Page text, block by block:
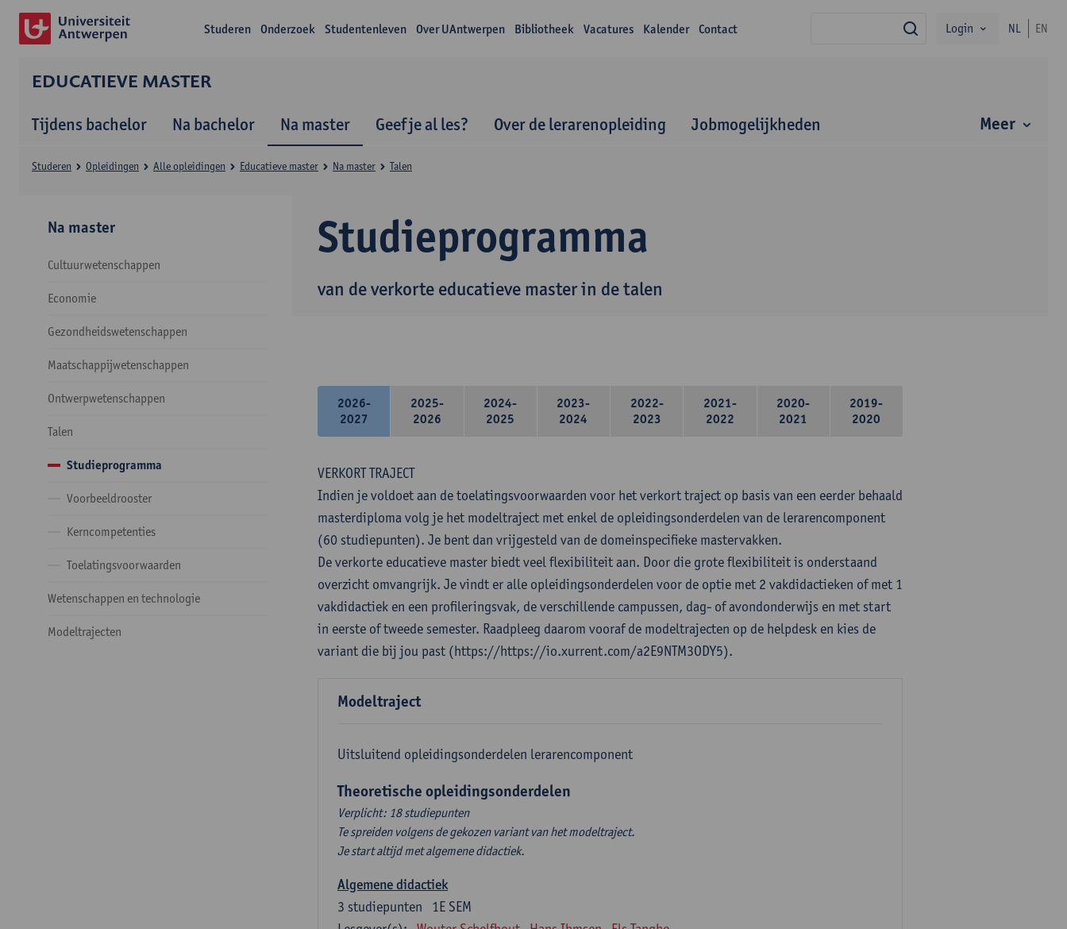
Studeren Onderzoek Studentenleven Over UAntwerpen Bibliotheek Vacatures Kalender Contact zoekLogin NL EN
EDUCATIEVE MASTER
Tijdens bachelor Na bachelor Na master Geef je al les? Over de lerarenopleiding Jobmogelijkheden Meer
Studieprogramma
van de verkorte educatieve master in de talen
Studeren Opleidingen Alle opleidingen Educatieve master Na master Talen
Na master
Cultuurwetenschappen
Economie
Gezondheidswetenschappen
Maatschappijwetenschappen
Ontwerpwetenschappen
Talen
Studieprogramma
Voorbeeldrooster
Kerncompetenties
Toelatingsvoorwaarden
Wetenschappen en technologie
Modeltrajecten
2026-
2027
2025-
2026
2024-
2025
2023-
2024
2022-
2023
2021-
2022
2020-
2021
2019-
2020
VERKORT TRAJECT
Indien je voldoet aan de toelatingsvoorwaarden voor het verkort traject op basis van een eerder behaald
masterdiploma volg je het modeltraject met enkel de opleidingsonderdelen van de lerarencomponent
(60 studiepunten). Je bent dan vrijgesteld van de domeinspecifieke mastervakken.
De verkorte educatieve master biedt veel flexibiliteit aan. Door die grote flexibiliteit is onderstaand
overzicht omvangrijk. Je vindt er alle opleidingsonderdelen voor de optie met 2 vakdidactieken of met 1
vakdidactiek en een profileringsvak, de verschillende campussen, dag- of avondonderwijs en met start
in eerste of tweede semester. Raadpleeg daarom vooraf de modeltrajecten op de helpdesk en kies de
variant die bij jou past (https://https://io.xurrent.com/a2E9NTM3ODY5).
Modeltraject
Uitsluitend opleidingsonderdelen lerarencomponent
Theoretische opleidingsonderdelen
Verplicht: 18 studiepunten
Te spreiden volgens de gekozen variant van het modeltraject.
Je start altijd met algemene didactiek.
Algemene didactiek
1E SEM
3 studiepunten